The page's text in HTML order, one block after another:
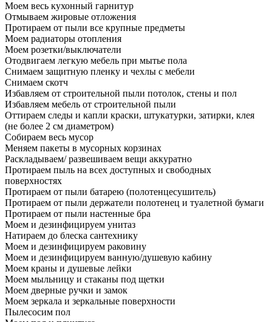
Моем весь кухонный гарнитур
Отмываем жировые отложения
Протираем от пыли все крупные предметы
Моем радиаторы отопления
Моем розетки/выключатели
Отодвигаем легкую мебель при мытье пола
Снимаем защитную пленку и чехлы с мебели
Снимаем скотч
Избавляем от строительной пыли потолок, стены и пол
Избавляем мебель от строительной пыли
Оттираем следы и капли краски, штукатурки, затирки, клея
(не более 2 см диаметром)
Собираем весь мусор
Меняем пакеты в мусорных корзинах
Раскладываем/ развешиваем вещи аккуратно
Протираем пыль на всех доступных и свободных
поверхностях
Протираем от пыли батарею (полотенцесушитель)
Протираем от пыли держатели полотенец и туалетной бумаги
Протираем от пыли настенные бра
Моем и дезинфицируем унитаз
Натираем до блеска сантехнику
Моем и дезинфицируем раковину
Моем и дезинфицируем ванную/душевую кабину
Моем краны и душевые лейки
Моем мыльницу и стаканы под щетки
Моем дверные ручки и замок
Моем зеркала и зеркальные поверхности
Пылесосим пол